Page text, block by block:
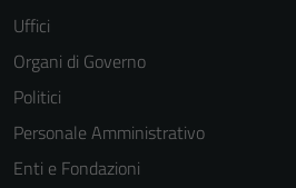
Uffici
Organi di Governo
Politici
Personale Amministrativo
Enti e Fondazioni